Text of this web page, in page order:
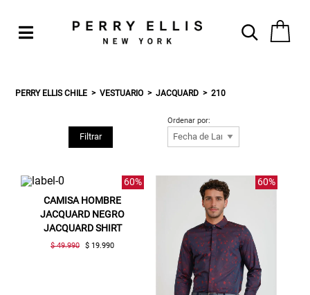
PERRY ELLIS CHILE VESTUARIO JACQUARD 210
Filtrar
Ordenar por:
60%
CAMISA HOMBRE
JACQUARD NEGRO
JACQUARD SHIRT
$ 49.990 $ 19.990
60%